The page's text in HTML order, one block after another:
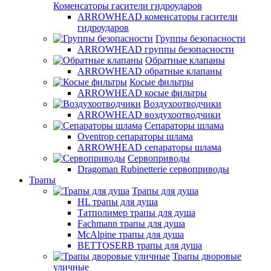
Коменсаторы гасители гидроударов
ARROWHEAD коменсаторы гасители
гидроударов
Группы безопасности
ARROWHEAD группы безопасности
Обратные клапаны
ARROWHEAD обратные клапаны
Косые фильтры
ARROWHEAD косые фильтры
Воздухоотводчики
ARROWHEAD воздухоотводчики
Сепараторы шлама
Oventrop cепараторы шлама
ARROWHEAD сепараторы шлама
Сервоприводы
Dragoman Rubinetterie сервоприводы
Трапы
Трапы для душа
HL трапы для душа
Татполимер трапы для душа
Fachmann трапы для душа
McAlpine трапы для душа
BETTOSERB трапы для душа
Трапы дворовые
уличные